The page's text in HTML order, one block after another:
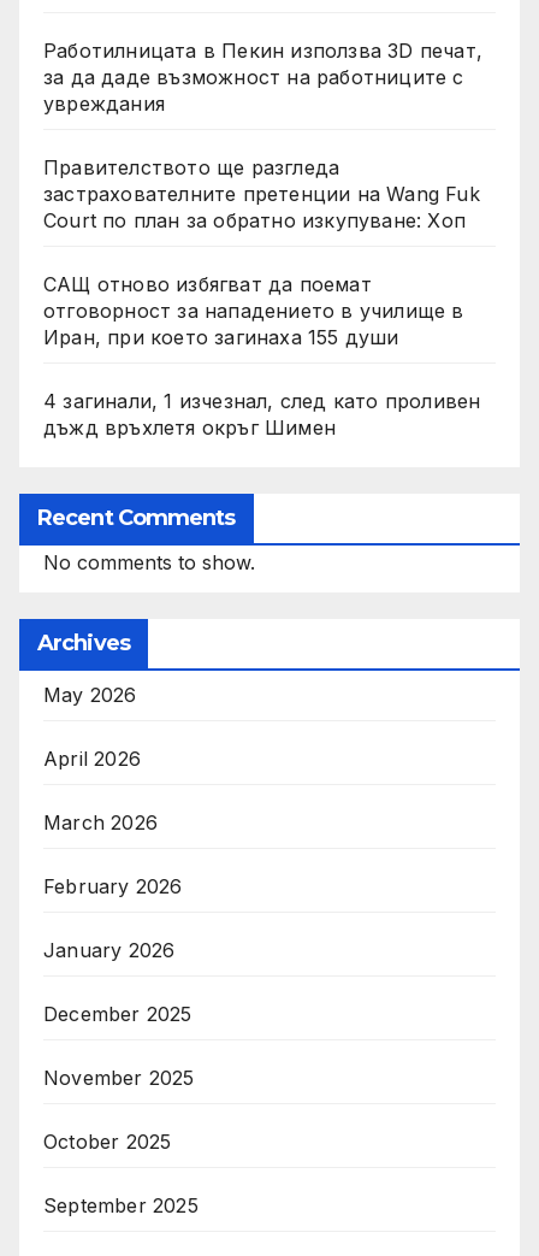
Работилницата в Пекин използва 3D печат,
за да даде възможност на работниците с
увреждания
Правителството ще разгледа
застрахователните претенции на Wang Fuk
Court по план за обратно изкупуване: Хоп
САЩ отново избягват да поемат
отговорност за нападението в училище в
Иран, при което загинаха 155 души
4 загинали, 1 изчезнал, след като проливен
дъжд връхлетя окръг Шимен
Recent Comments
No comments to show.
Archives
May 2026
April 2026
March 2026
February 2026
January 2026
December 2025
November 2025
October 2025
September 2025